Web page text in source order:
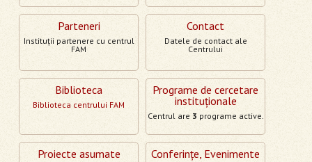
Parteneri
Instituţii partenere cu centrul
FAM
Contact
Datele de contact ale
Centrului
Biblioteca
Biblioteca centrului FAM
Programe de cercetare
instituţionale
Centrul are 3 programe active.
Proiecte asumate Conferinţe, Evenimente